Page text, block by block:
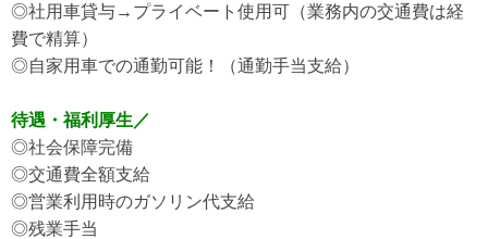
◎社用車貸与→プライベート使用可（業務内の交通費は経
費で精算）
◎自家用車での通勤可能！（通勤手当支給）
待遇・福利厚生／
◎社会保障完備
◎交通費全額支給
◎営業利用時のガソリン代支給
◎残業手当